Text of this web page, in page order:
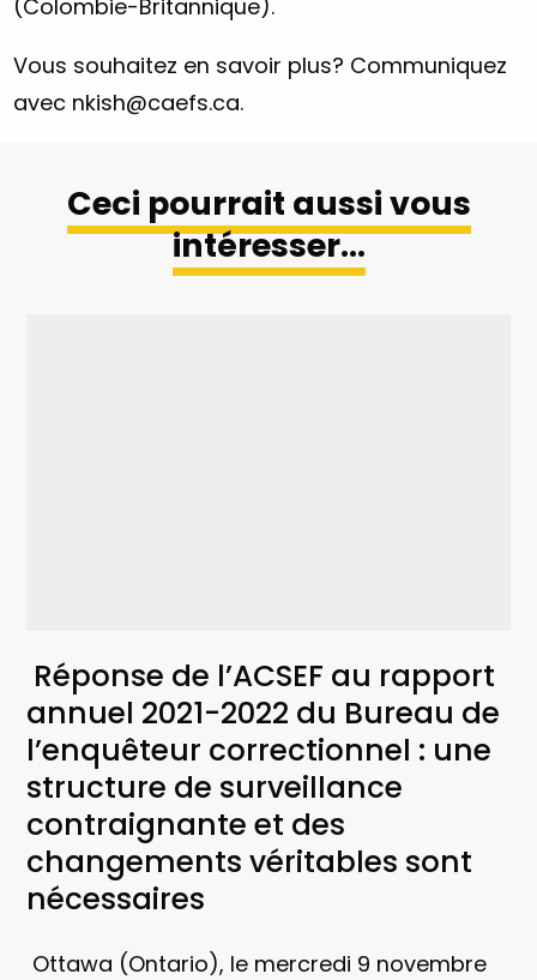
(Colombie-Britannique).
Vous souhaitez en savoir plus? Communiquez
avec nkish@caefs.ca.
Ceci pourrait aussi vous
intéresser…
Réponse de l’ACSEF au rapport
annuel 2021-2022 du Bureau de
l’enquêteur correctionnel : une
structure de surveillance
contraignante et des
changements véritables sont
nécessaires
Ottawa (Ontario), le mercredi 9 novembre